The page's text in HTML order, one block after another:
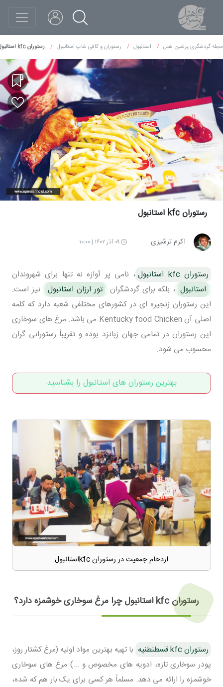
مجله گردشگری پرشین هتل استانبول رستوران و کافی شاپ استانبول رستوران kfc استانبول
رستوران kfc استانبول
اکرم ترشیزی ۰۹ آذر ۱۴۰۲ | ۱۰:۰۰
رستوران kfc استانبول
، نامی پر آوازه نه تنها برای شهروندان
استانبول ، بلکه برای گردشگران تور ارزان استانبول
نیز است.
این رستوران زنجیره ای در کشورهای مختلفی شعبه دارد که کلمه
اصلی آن Kentucky food Chicken می باشد. مرغ های سوخاری
این رستوران در تمامی جهان زبانزد بوده و تقریباً رستورانی گران
محسوب می شود.
بهترین رستوران های استانبول را بشناسید
ازدحام جمعیت در رستوران kfcاستانبول
رستوران kfc استانبول چرا مرغ سوخاری خوشمزه دارد؟
رستوران kfc قسطنطنیه
با تهیه بهترین مواد اولیه (مرغ کشتار روز،
پودر سوخاری تازه، ادویه های مخصوص و ...) مرغ های سوخاری
خوشمزه را ارائه می دهد. مسلماً هر کسی برای یک بار هم که شده،